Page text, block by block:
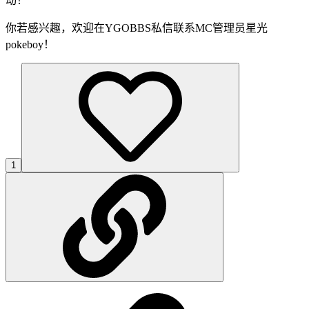
你若感兴趣，欢迎在YGOBBS私信联系MC管理员星光
pokeboy！
1